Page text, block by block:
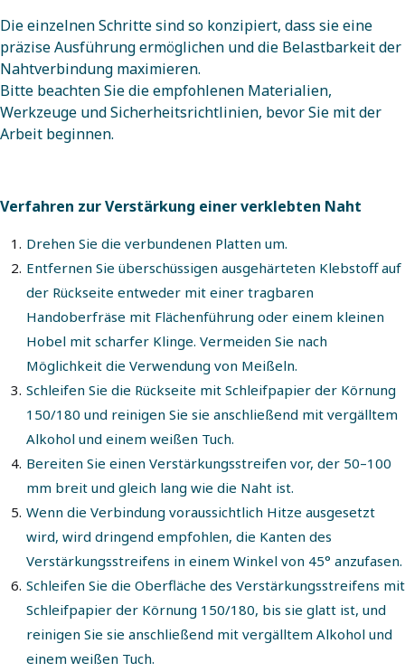
Die einzelnen Schritte sind so konzipiert, dass sie eine
präzise Ausführung ermöglichen und die Belastbarkeit der
Nahtverbindung maximieren.
Bitte beachten Sie die empfohlenen Materialien,
Werkzeuge und Sicherheitsrichtlinien, bevor Sie mit der
Arbeit beginnen.
Verfahren zur Verstärkung einer verklebten Naht
Drehen Sie die verbundenen Platten um.
Entfernen Sie überschüssigen ausgehärteten Klebstoff auf
der Rückseite entweder mit einer tragbaren
Handoberfräse mit Flächenführung oder einem kleinen
Hobel mit scharfer Klinge. Vermeiden Sie nach
Möglichkeit die Verwendung von Meißeln.
Schleifen Sie die Rückseite mit Schleifpapier der Körnung
150/180 und reinigen Sie sie anschließend mit vergälltem
Alkohol und einem weißen Tuch.
Bereiten Sie einen Verstärkungsstreifen vor, der 50–100
mm breit und gleich lang wie die Naht ist.
Wenn die Verbindung voraussichtlich Hitze ausgesetzt
wird, wird dringend empfohlen, die Kanten des
Verstärkungsstreifens in einem Winkel von 45° anzufasen.
Schleifen Sie die Oberfläche des Verstärkungsstreifens mit
Schleifpapier der Körnung 150/180, bis sie glatt ist, und
reinigen Sie sie anschließend mit vergälltem Alkohol und
einem weißen Tuch.